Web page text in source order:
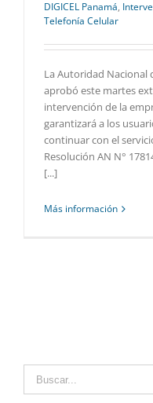
DIGICEL Panamá,
Telefonía Celular
La Autoridad Nacional
aprobó este martes
intervención de la
garantizará a los
continuar con el
Resolución AN N°
[...]
Más información